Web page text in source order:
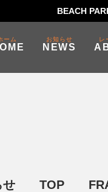
BEACH
NEWS
ーム お知らせ レ
せ TOP